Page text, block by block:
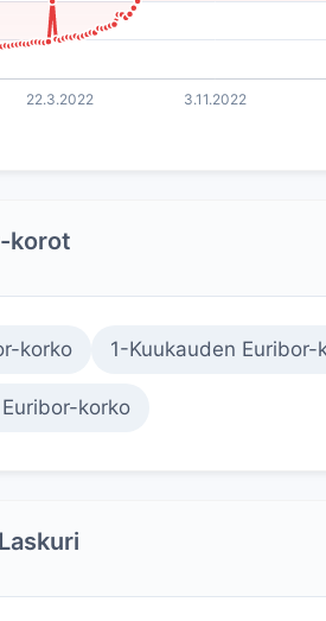
korot
korko 1-Kuukauden Euribor-
korko